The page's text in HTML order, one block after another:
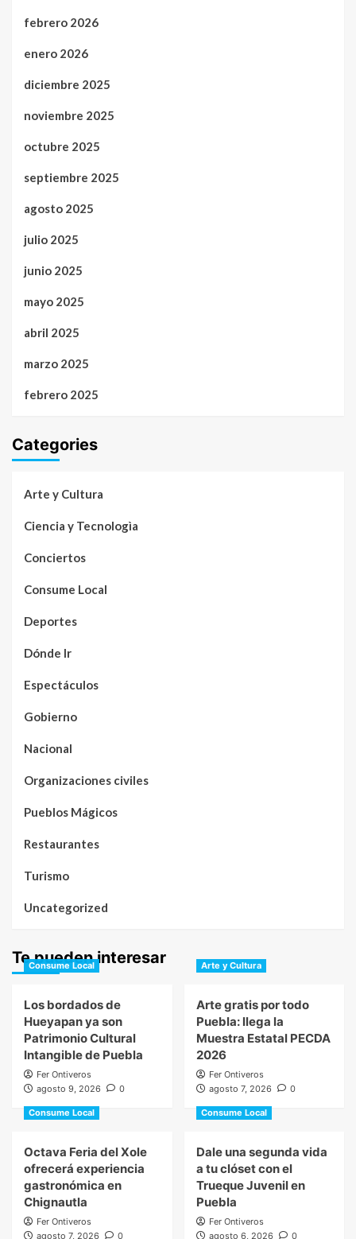
febrero 2026
enero 2026
diciembre 2025
noviembre 2025
octubre 2025
septiembre 2025
agosto 2025
julio 2025
junio 2025
mayo 2025
abril 2025
marzo 2025
febrero 2025
Categories
Arte y Cultura
Ciencia y Tecnologìa
Conciertos
Consume Local
Deportes
Dónde Ir
Espectáculos
Gobierno
Nacional
Organizaciones civiles
Pueblos Mágicos
Restaurantes
Turismo
Uncategorized
Te pueden interesar
Consume Local
Los bordados de
Hueyapan ya son
Patrimonio Cultural
Intangible de Puebla
Fer Ontiveros
agosto 9, 2026
0
Arte y Cultura
Arte gratis por todo
Puebla: llega la
Muestra Estatal PECDA
2026
Fer Ontiveros
agosto 7, 2026
0
Consume Local
Octava Feria del Xole
ofrecerá experiencia
gastronómica en
Chignautla
Fer Ontiveros
agosto 7, 2026
0
Consume Local
Dale una segunda vida
a tu clóset con el
Trueque Juvenil en
Puebla
Fer Ontiveros
agosto 6, 2026
0